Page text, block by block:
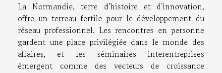
La Normandie, terre d'histoire et d'innovation,
offre un terreau fertile pour le développement du
réseau professionnel. Les rencontres en personne
gardent une place privilégiée dans le monde des
affaires, et les séminaires interentreprises
émergent comme des vecteurs de croissance